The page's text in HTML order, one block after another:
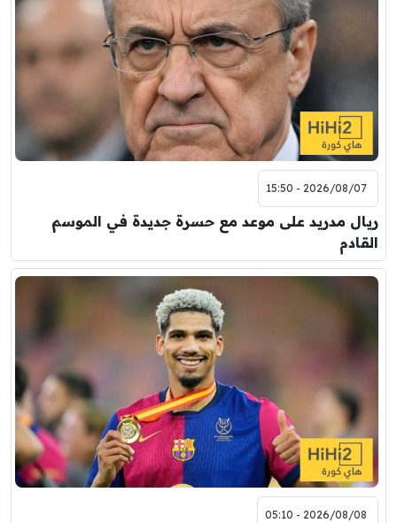
2026/08/07 - 15:50
ريال مدريد على موعد مع حسرة جديدة في الموسم
القادم
2026/08/08 - 05:10